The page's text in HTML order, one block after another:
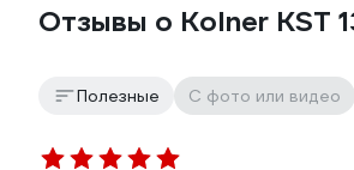
Отзывы о Kolner
Полезные С фото или видео